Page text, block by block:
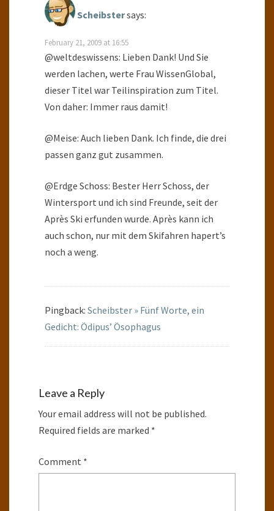
Scheibstersays:
February 21, 2009 at 16:55
@weltdeswissens: Lieben Dank! Und Sie
werden lachen, werte Frau WissenGlobal,
dieser Titel war Teilinspiration zum Titel.
Von daher: Immer raus damit!
@Meise: Auch lieben Dank. Ich finde, die drei
passen ganz gut zusammen.
@Erdge Schoss: Bester Herr Schoss, der
Wintersport und ich sind Freunde, seit der
Après Ski erfunden wurde. Après kann ich
auch schon, nur mit dem Skifahren hapert’s
noch a weng.
Pingback: Scheibster » Fünf Worte, ein
Gedicht: Ödipus’ Ösophagus
Leave a Reply
Your email address will not be published.
Required fields are marked *
Comment *